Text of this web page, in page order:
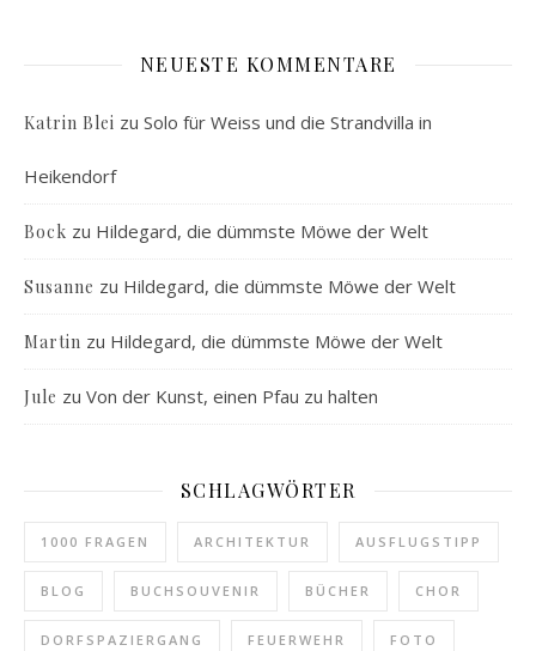
NEUESTE KOMMENTARE
Katrin Blei zu Solo für Weiss und die Strandvilla in
Heikendorf
Bock zu Hildegard, die dümmste Möwe der Welt
Susanne zu Hildegard, die dümmste Möwe der Welt
Martin zu Hildegard, die dümmste Möwe der Welt
Jule zu Von der Kunst, einen Pfau zu halten
SCHLAGWÖRTER
1000 FRAGEN ARCHITEKTUR AUSFLUGSTIPP
BLOG BUCHSOUVENIR BÜCHER CHOR
DORFSPAZIERGANG FEUERWEHR FOTO